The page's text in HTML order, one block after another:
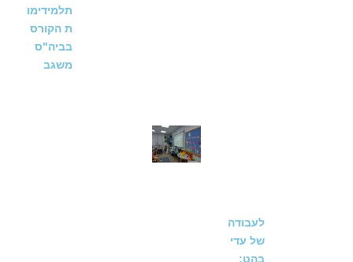
תלמידימו
ת הקורס
בביה"ס
משגב
לעבודה
של עדי
בהט: